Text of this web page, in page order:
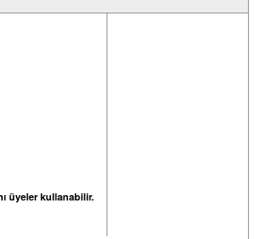
üyeler kullanabilir.